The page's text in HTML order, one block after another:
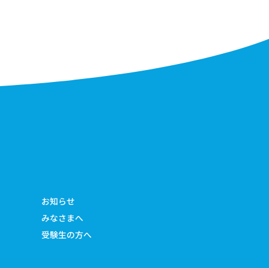
お知らせ
みなさまへ
受験生の方へ